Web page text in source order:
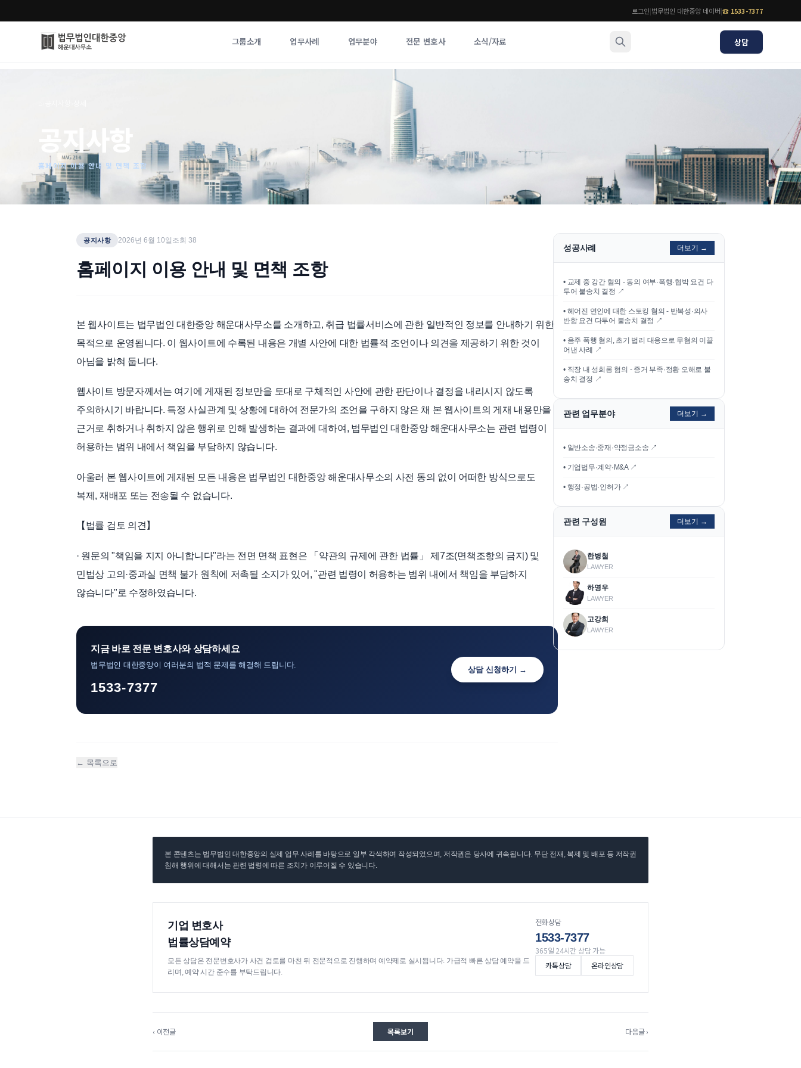
로그인|법무법인 대한중앙 네이버|☎ 1533-7377
그룹소개 업무사례 업무분야 전문 변호사 소식/자료 상담
사례분석/최신동향
법률정보
법률지식인
고객후기
법률 블로그
법률서식
뉴스레터/브로슈어
공지사항
홈페이지 이용 안내 및 면책 조항
공지사항 2026년 6월 10일 조회38
홈페이지 이용 안내 및 면책 조항
본 웹사이트는 법무법인 대한중앙 해운대사무소를 소개하고, 취급 법률서비스에 관한 일반적인 정보를 안내하기 위한
목적으로 운영됩니다. 이 웹사이트에 수록된 내용은 개별 사안에 대한 법률적 조언이나 의견을 제공하기 위한 것이
아님을 밝혀 둡니다.
웹사이트 방문자께서는 여기에 게재된 정보만을 토대로 구체적인 사안에 관한 판단이나 결정을 내리시지 않도록
주의하시기 바랍니다. 특정 사실관계 및 상황에 대하여 전문가의 조언을 구하지 않은 채 본 웹사이트의 게재 내용만을
근거로 취하거나 취하지 않은 행위로 인해 발생하는 결과에 대하여, 법무법인 대한중앙 해운대사무소는 관련 법령이
허용하는 범위 내에서 책임을 부담하지 않습니다.
아울러 본 웹사이트에 게재된 모든 내용은 법무법인 대한중앙 해운대사무소의 사전 동의 없이 어떠한 방식으로도
복제, 재배포 또는 전송될 수 없습니다.
【법률 검토 의견】
· 원문의 "책임을 지지 아니합니다"라는 전면 면책 표현은 「약관의 규제에 관한 법률」 제7조(면책조항의 금지) 및
민법상 고의·중과실 면책 불가 원칙에 저촉될 소지가 있어, "관련 법령이 허용하는 범위 내에서 책임을 부담하지
않습니다"로 수정하였습니다.
지금 바로 전문 변호사와 상담하세요
법무법인 대한중앙이 여러분의 법적 문제를 해결해 드립니다.
1533-7377
상담 신청하기 →
← 목록으로
성공사례 더보기 →
• 교제 중 강간 혐의 - 동의 여부·폭행·협박 요건 다
투어 불송치 결정 ↗
• 헤어진 연인에 대한 스토킹 혐의 - 반복성·의사
반함 요건 다투어 불송치 결정 ↗
• 음주 폭행 혐의, 초기 법리 대응으로 무혐의 이끌
어낸 사례
↗
• 직장 내 성희롱 혐의 - 증거 부족·정황 오해로 불
송치 결정 ↗
관련 업무분야 더보기 →
• 일반소송·중재·약정금소송 ↗
• 기업법무·계약·M&A ↗
• 행정·공법·인허가 ↗
관련 구성원 더보기 →
한병철
LAWYER
하영우
LAWYER
고강희
LAWYER
본 콘텐츠는 법무법인 대한중앙의 실제 업무 사례를 바탕으로 일부 각색하여 작성되었으며, 저작권은 당사에 귀속됩니다. 무단 전재, 복제 및 배포 등 저작권
침해 행위에 대해서는 관련 법령에 따른 조치가 이루어질 수 있습니다.
기업 변호사
법률상담예약
모든 상담은 전문변호사가 사건 검토를 마친 뒤 전문적으로 진행하며 예약제로 실시됩니다. 가급적 빠른 상담 예약을 드
리며, 예약 시간 준수를 부탁드립니다.
전화상담
1533-7377
365일 24시간 상담 가능
카톡상담
온라인상담
‹ 이전글 목록보기 다음글 ›